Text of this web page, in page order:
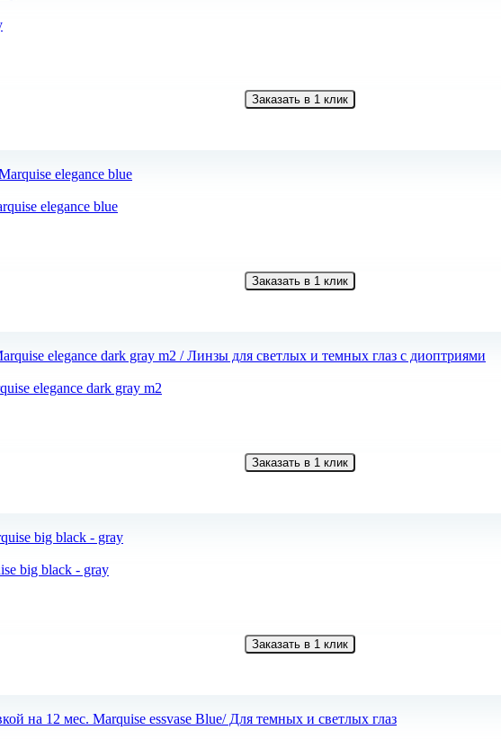
Заказать в 1 клик
elegance blue
Заказать в 1 клик
elegance dark gray m2
Заказать в 1 клик
big black - gray
Заказать в 1 клик